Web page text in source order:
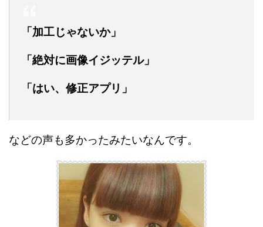
「加工じゃないか」
「絶対に画像イジッテル」
「はい、修正アプリ」
などの声も多かったみたいなんです。